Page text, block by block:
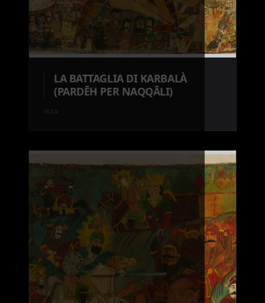
LA BATTAGLIA DI KARBALÀ
(PARDĒH PER NAQQĀLI)
IRAN